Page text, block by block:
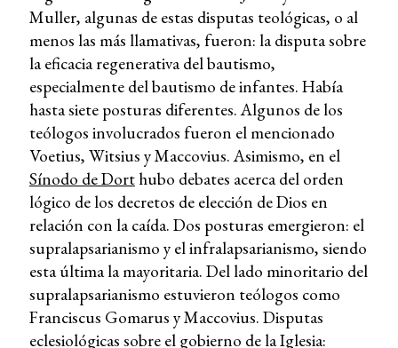
Muller, algunas de estas disputas teológicas, o al
menos las más llamativas, fueron: la disputa sobre
la eficacia regenerativa del bautismo,
especialmente del bautismo de infantes. Había
hasta siete posturas diferentes. Algunos de los
teólogos involucrados fueron el mencionado
Voetius, Witsius y Maccovius. Asimismo, en el
Sínodo de Dorthubo debates acerca del orden
lógico de los decretos de elección de Dios en
relación con la caída. Dos posturas emergieron: el
supralapsarianismo y el infralapsarianismo, siendo
esta última la mayoritaria. Del lado minoritario del
supralapsarianismo estuvieron teólogos como
Franciscus Gomarus y Maccovius. Disputas
eclesiológicas sobre el gobierno de la Iglesia: